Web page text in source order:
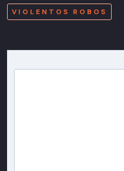
VIOLENTOS ROBOS